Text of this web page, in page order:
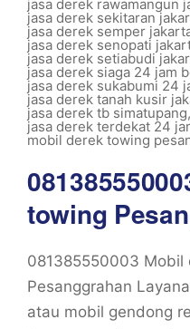
jasa derek rawamangun
jasa derek sekitaran
jasa derek semper
jasa derek senopati
jasa derek setiabudi
jasa derek siaga 24 jam
jasa derek sukabumi 24
jasa derek tanah kusir
jasa derek tb simatupang,
jasa derek terdekat 24
mobil derek towing
towing
081385550003 Mobil
Pesanggrahan
atau mobil gendong